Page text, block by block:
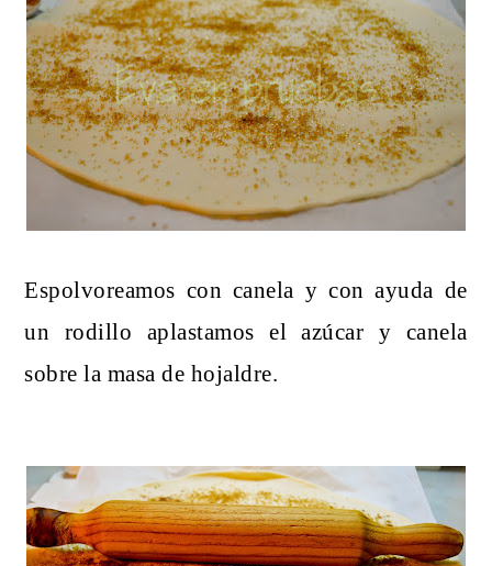
Espolvoreamos con canela y con ayuda de
un rodillo aplastamos el azúcar y canela
sobre la masa de hojaldre.